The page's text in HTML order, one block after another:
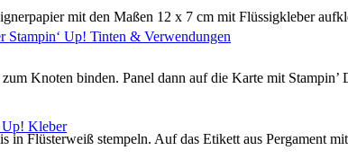
Stampin‘ Up! Tinten & Verwendungen
Up! Kleber
mit den Maßen 12 x 7 cm mit Flüssigkleber
Knoten binden. Panel dann auf die Karte mit Stampin’
in Flüsterweiß stempeln. Auf das Etikett aus Pergament